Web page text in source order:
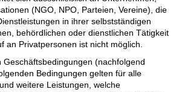
sich ausschließlich an
(NGO, NPO, Parteien,
Dienstleistungen in ihrer selbstständigen
behördlichen oder dienstlichen
an Privatpersonen ist nicht möglich.